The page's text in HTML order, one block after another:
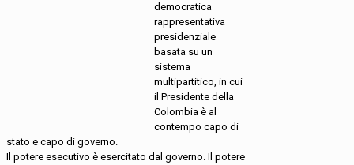
democratica
rappresentativa
presidenziale
basata su un
sistema
multipartitico, in cui
il Presidente della
Colombia è al
contempo capo di
stato e capo di governo.
Il potere esecutivo è esercitato dal governo. Il potere